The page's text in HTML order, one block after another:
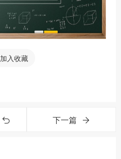
加入收藏
下一篇